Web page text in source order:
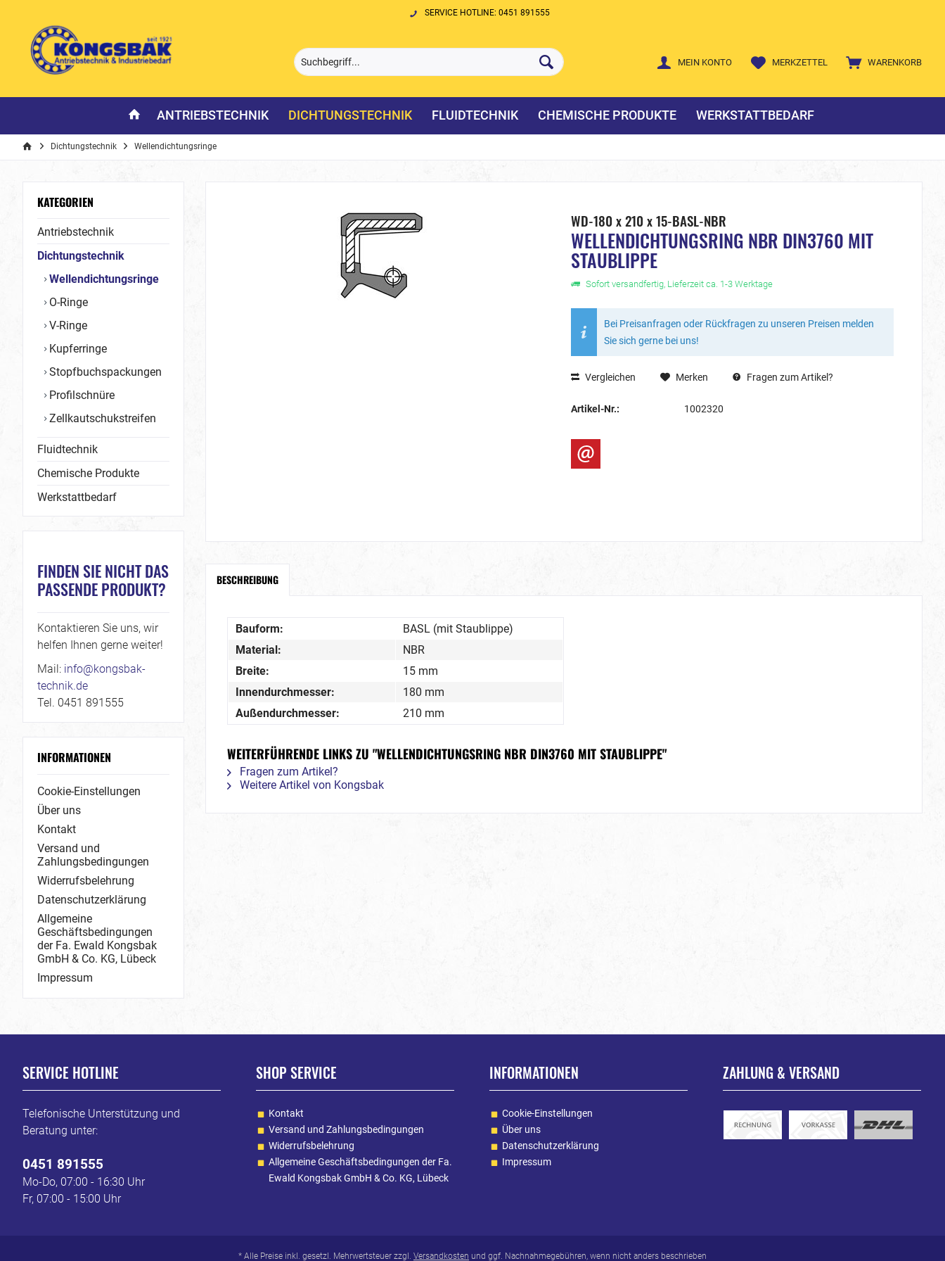
SERVICE HOTLINE: 0451 891555
WARENKORB
MERKZETTEL
MEIN KONTO
ANTRIEBSTECHNIK DICHTUNGSTECHNIK FLUIDTECHNIK CHEMISCHE PRODUKTE WERKSTATTBEDARF
Dichtungstechnik Wellendichtungsringe
KATEGORIEN
Antriebstechnik
Dichtungstechnik
Wellendichtungsringe
O-Ringe
V-Ringe
Kupferringe
Stopfbuchspackungen
Profilschnüre
Zellkautschukstreifen
Fluidtechnik
Chemische Produkte
Werkstattbedarf
FINDEN SIE NICHT DAS
PASSENDE PRODUKT?
Kontaktieren Sie uns, wir
helfen Ihnen gerne weiter!
Mail: info@kongsbak-
technik.de
Tel. 0451 891555
INFORMATIONEN
Cookie-Einstellungen
Über uns
Kontakt
Versand und
Zahlungsbedingungen
Widerrufsbelehrung
Datenschutzerklärung
Allgemeine
Geschäftsbedingungen
der Fa. Ewald Kongsbak
GmbH & Co. KG, Lübeck
Impressum
WD-180 x 210 x 15-BASL-NBR
WELLENDICHTUNGSRING NBR DIN3760 MIT
STAUBLIPPE
Sofort versandfertig, Lieferzeit ca. 1-3 Werktage
Bei Preisanfragen oder Rückfragen zu unseren Preisen melden
Sie sich gerne bei uns!
Vergleichen Merken Fragen zum Artikel?
Artikel-Nr.: 1002320
BESCHREIBUNG
Bauform:
BASL (mit Staublippe)
Material:
NBR
Breite:
15 mm
Innendurchmesser:
180 mm
Außendurchmesser:
210 mm
WEITERFÜHRENDE LINKS ZU "WELLENDICHTUNGSRING NBR DIN3760 MIT STAUBLIPPE"
Fragen zum Artikel?
Weitere Artikel von Kongsbak
SERVICE HOTLINE
Telefonische Unterstützung und
Beratung unter:
0451 891555
Mo-Do, 07:00 - 16:30 Uhr
Fr, 07:00 - 15:00 Uhr
SHOP SERVICE
Kontakt
Versand und Zahlungsbedingungen
Widerrufsbelehrung
Allgemeine Geschäftsbedingungen der Fa.
Ewald Kongsbak GmbH & Co. KG, Lübeck
INFORMATIONEN
Cookie-Einstellungen
Über uns
Datenschutzerklärung
Impressum
ZAHLUNG & VERSAND
* Alle Preise inkl. gesetzl. Mehrwertsteuer zzgl. Versandkosten und ggf. Nachnahmegebühren, wenn nicht anders beschrieben